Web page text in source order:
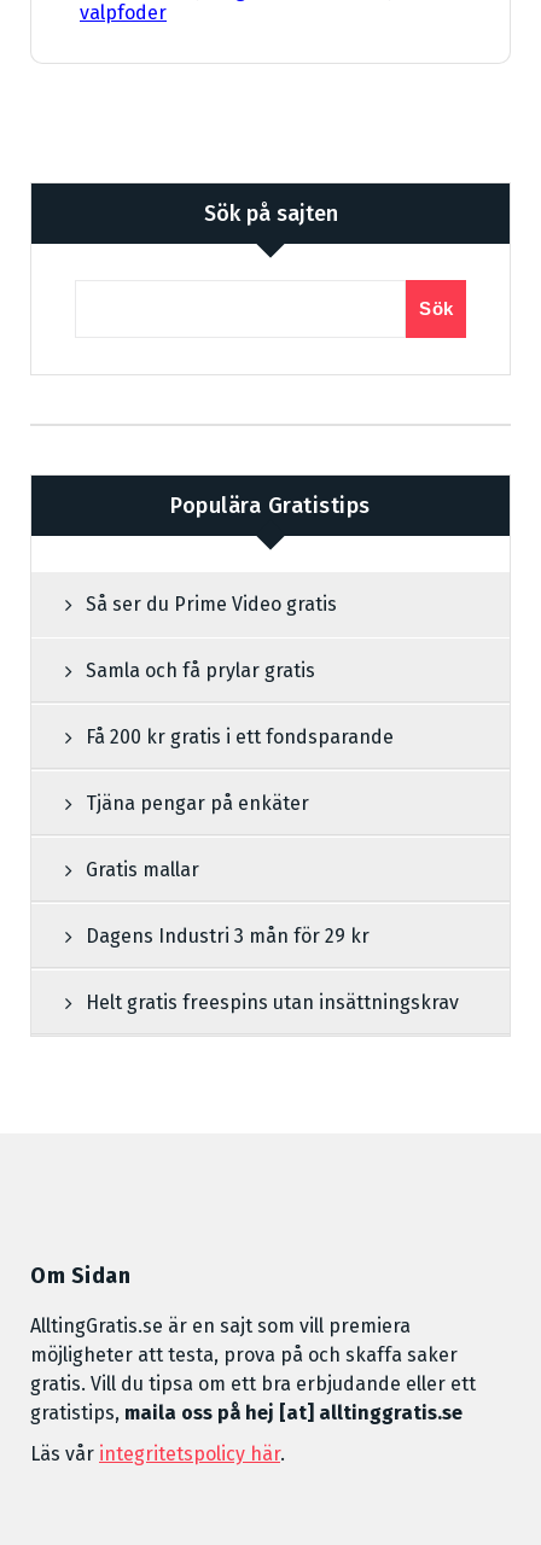
valpfoder
Sök på sajten
Sök
Populära Gratistips
Så ser du Prime Video gratis
Samla och få prylar gratis
Få 200 kr gratis i ett fondsparande
Tjäna pengar på enkäter
Gratis mallar
Dagens Industri 3 mån för 29 kr
Helt gratis freespins utan insättningskrav
Om Sidan
AlltingGratis.se är en sajt som vill premiera
möjligheter att testa, prova på och skaffa saker
gratis. Vill du tipsa om ett bra erbjudande eller ett
gratistips, maila oss på hej [at] alltinggratis.se
Läs vår integritetspolicy här.